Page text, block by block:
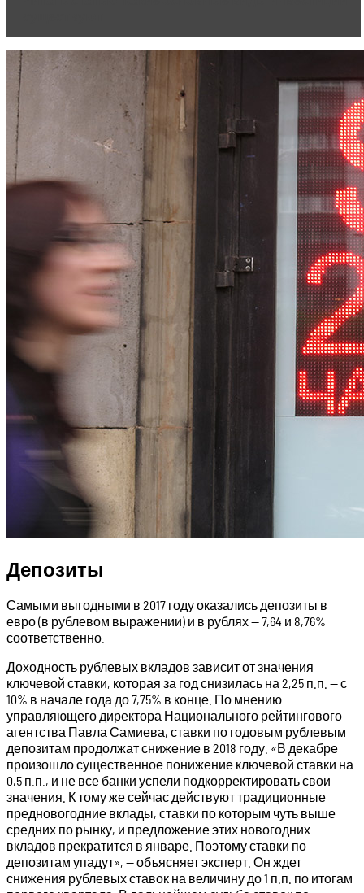
Депозиты
Самыми выгодными в 2017 году оказались депозиты в
евро (в рублевом выражении) и в рублях — 7,64 и 8,76%
соответственно.
Доходность рублевых вкладов зависит от значения
ключевой ставки, которая за год снизилась на 2,25 п.п. — с
10% в начале года до 7,75% в конце. По мнению
управляющего директора Национального рейтингового
агентства Павла Самиева, ставки по годовым рублевым
депозитам продолжат снижение в 2018 году. «В декабре
произошло существенное понижение ключевой ставки на
0,5 п.п., и не все банки успели подкорректировать свои
значения. К тому же сейчас действуют традиционные
предновогодние вклады, ставки по которым чуть выше
средних по рынку, и предложение этих новогодних
вкладов прекратится в январе. Поэтому ставки по
депозитам упадут», — объясняет эксперт. Он ждет
снижения рублевых ставок на величину до 1 п.п. по итогам